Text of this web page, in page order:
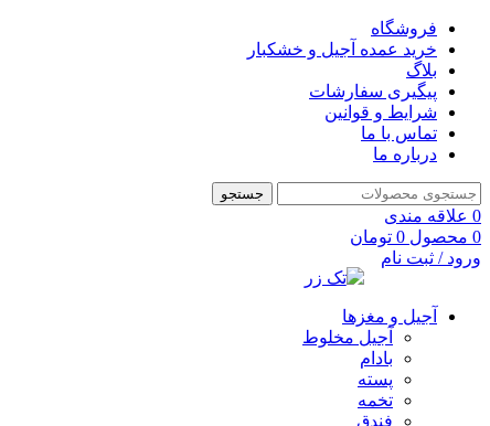
فروشگاه
خرید عمده آجیل و خشکبار
بلاگ
پیگیری سفارشات
شرایط و قوانین
تماس با ما
درباره ما
جستجو
0 علاقه مندی
0 محصول 0 تومان
ورود / ثبت نام
آجیل و مغزها
آجیل مخلوط
بادام
پسته
تخمه
فندق